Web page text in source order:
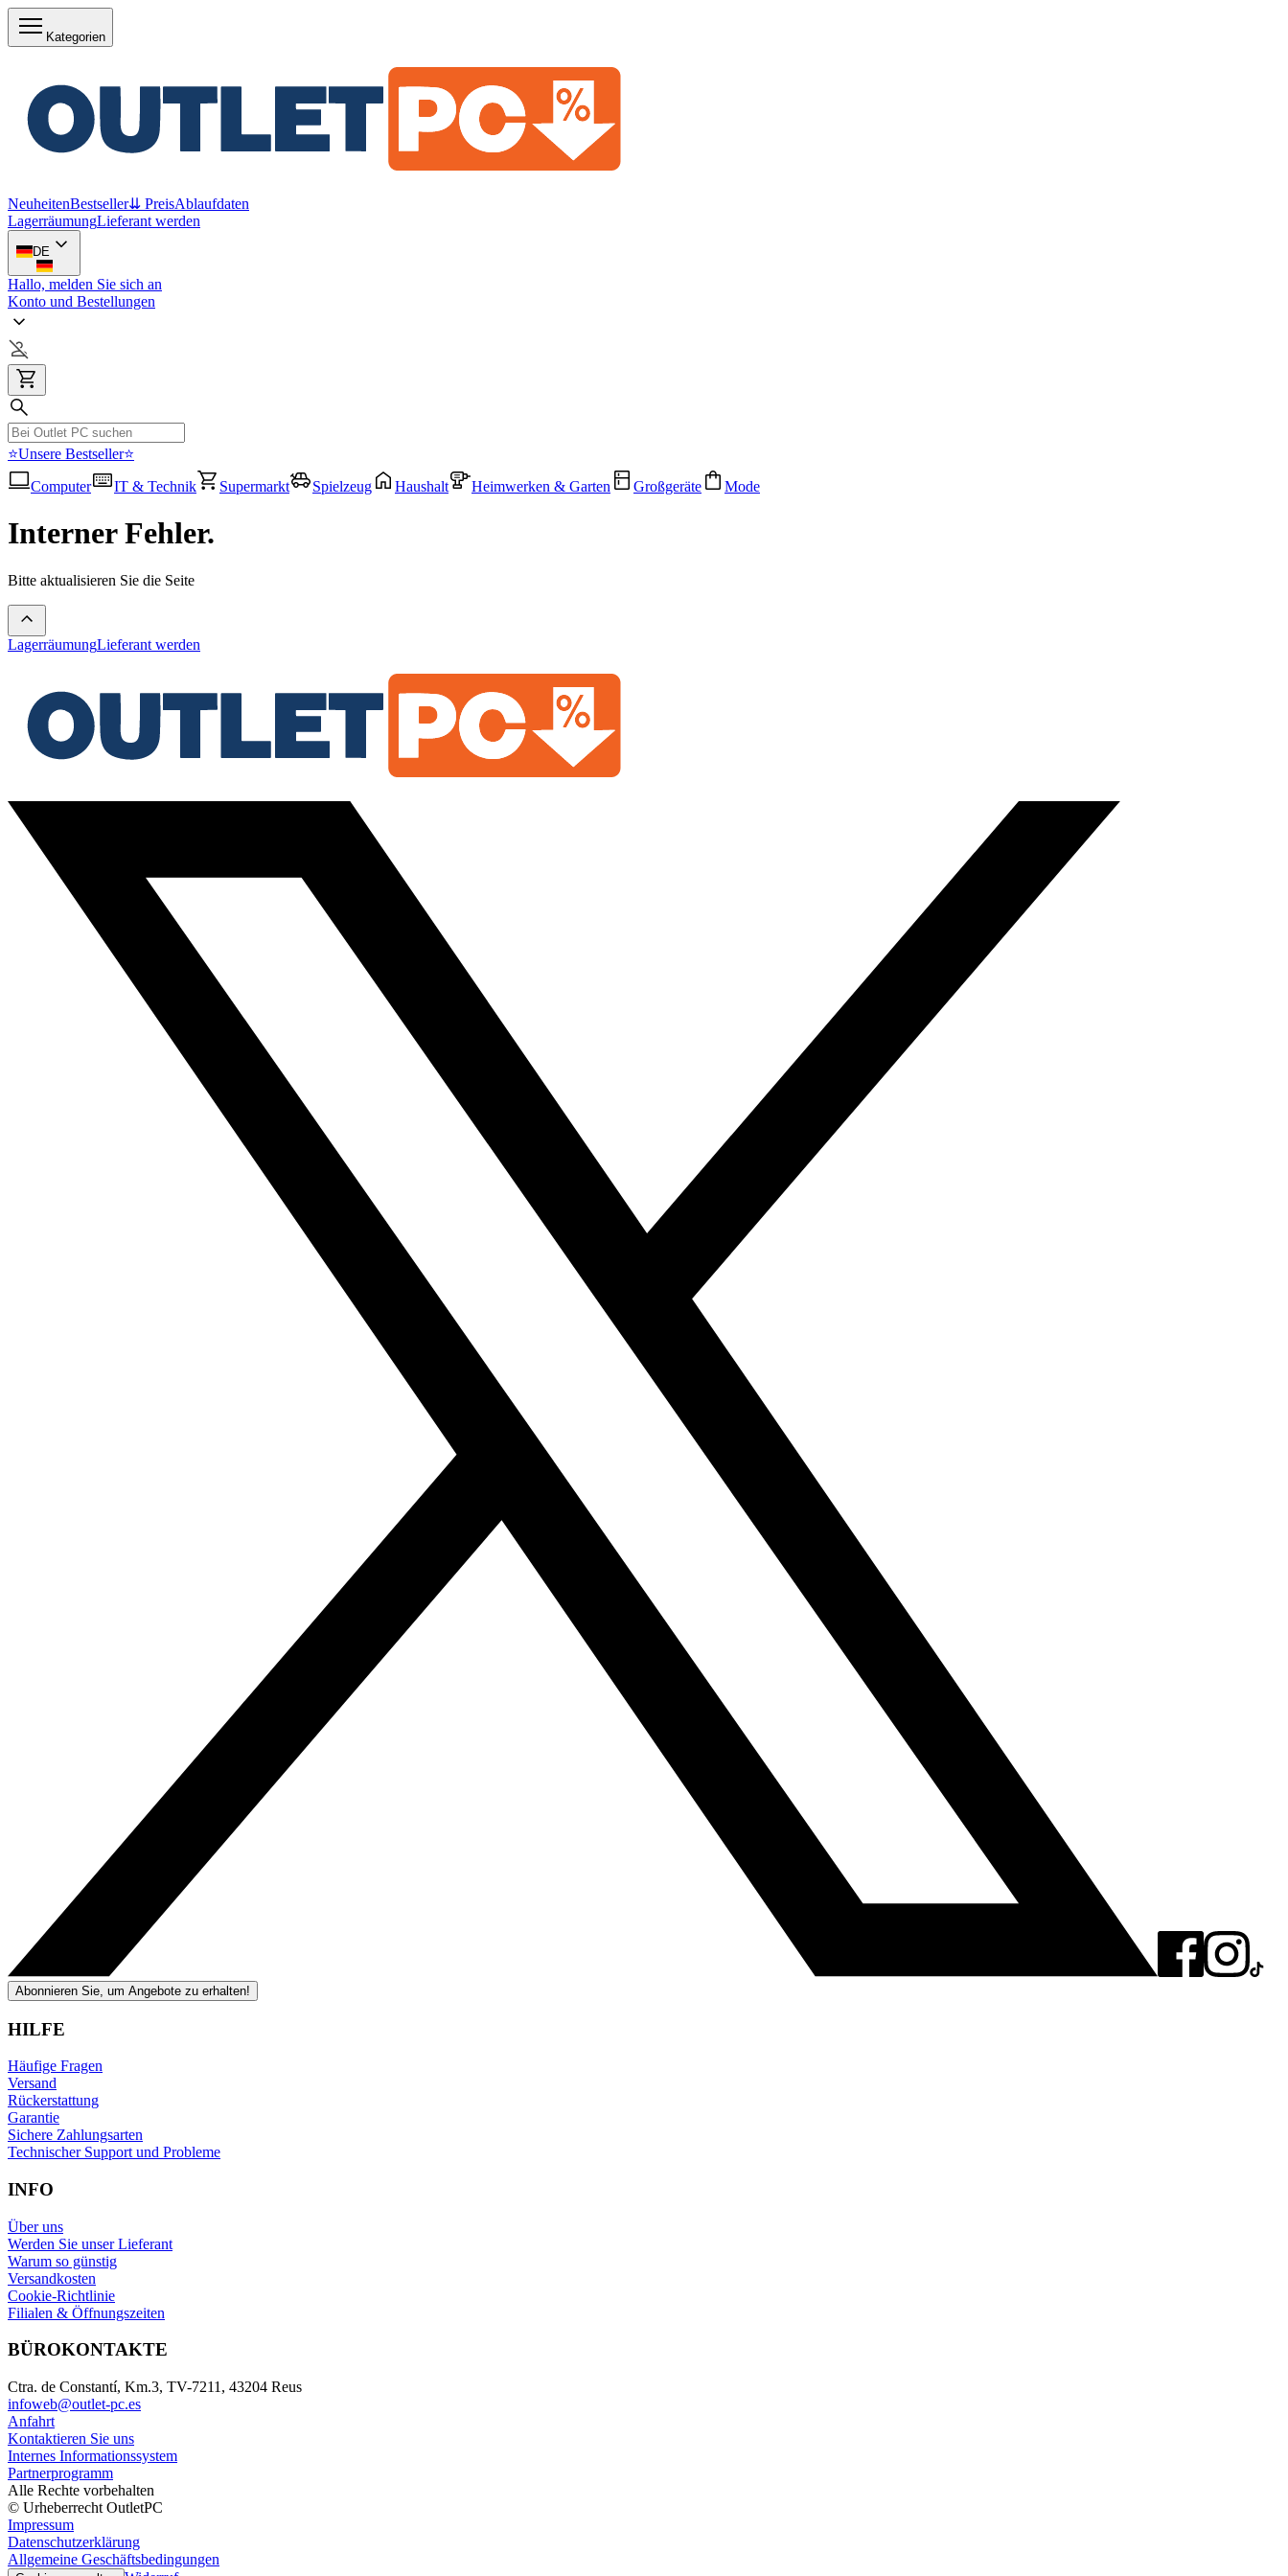
Kategorien
NeuheitenBestseller⇊ PreisAblaufdaten
LagerräumungLieferant werden
DE
Hallo, melden Sie sich an
Konto und Bestellungen
⭐Unsere Bestseller⭐
Computer
IT & Technik Supermarkt Spielzeug Haushalt Heimwerken & Garten Großgeräte Mode
Interner Fehler.
Bitte aktualisieren Sie die Seite
LagerräumungLieferant werden
Abonnieren Sie, um Angebote zu erhalten!
HILFE
Häufige Fragen
Versand
Rückerstattung
Garantie
Sichere Zahlungsarten
Technischer Support und Probleme
INFO
Über uns
Werden Sie unser Lieferant
Warum so günstig
Versandkosten
Cookie-Richtlinie
Filialen & Öffnungszeiten
BÜROKONTAKTE
Ctra. de Constantí, Km.3, TV-7211, 43204 Reus
infoweb@outlet-pc.es
Anfahrt
Kontaktieren Sie uns
Internes Informationssystem
Partnerprogramm
Alle Rechte vorbehalten
© Urheberrecht OutletPC
Impressum
Datenschutzerklärung
Allgemeine Geschäftsbedingungen